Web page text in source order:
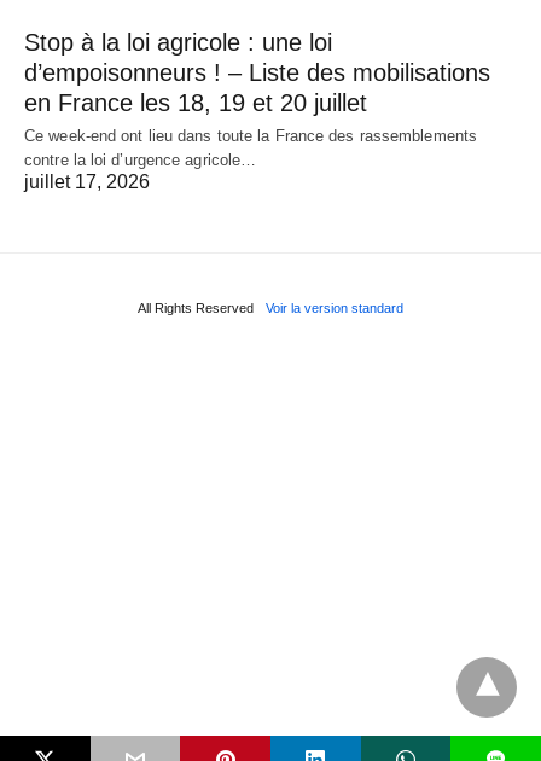
Stop à la loi agricole : une loi
d’empoisonneurs ! – Liste des mobilisations
en France les 18, 19 et 20 juillet
Ce week-end ont lieu dans toute la France des rassemblements
contre la loi d’urgence agricole…
juillet 17, 2026
All Rights Reserved Voir la version standard